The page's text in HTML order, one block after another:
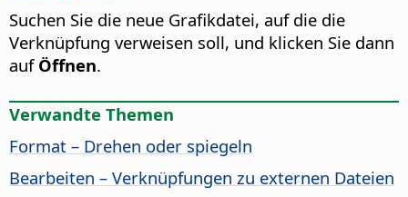
Suchen Sie die neue Grafikdatei, auf die die
Verknüpfung verweisen soll, und klicken Sie dann
auf Öffnen.
Verwandte Themen
Format – Drehen oder spiegeln
Bearbeiten – Verknüpfungen zu externen Dateien